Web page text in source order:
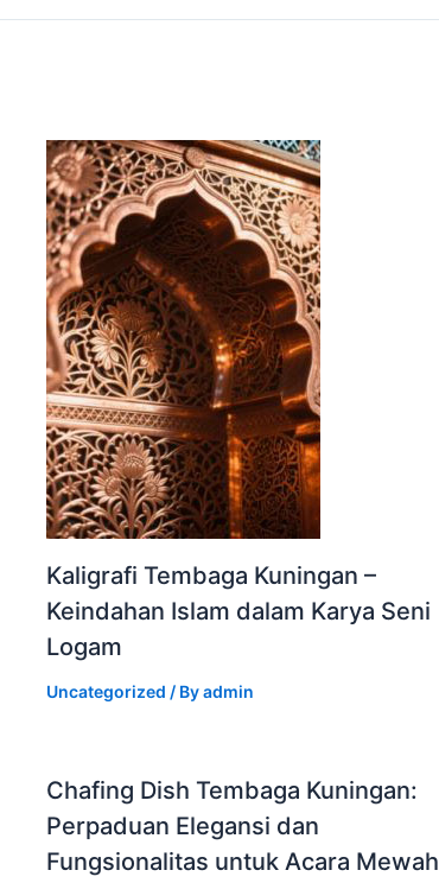
Kaligrafi Tembaga Kuningan –
Keindahan Islam dalam Karya Seni
Logam
Uncategorized / Byadmin
Chafing Dish Tembaga Kuningan:
Perpaduan Elegansi dan
Fungsionalitas untuk Acara Mewah